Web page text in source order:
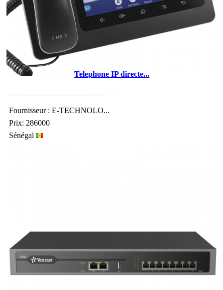
Telephone IP directe...
Fournisseur : E-TECHNOLO...
Prix: 286000
Sénégal